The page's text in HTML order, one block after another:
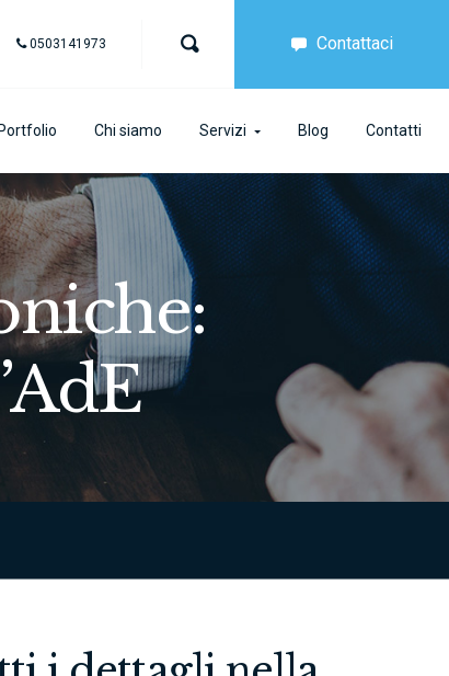
0503141973 Contattaci
Portfolio Chi siamo Servizi Blog Contatti